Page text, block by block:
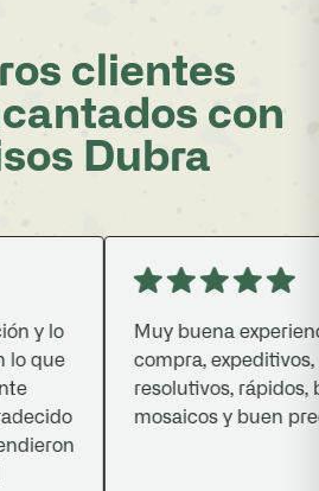
clientes
con
Dubra
lo
Muy buena experiencia
compra, expeditivos,
resolutivos, rápidos,
mosaicos y buen precio.